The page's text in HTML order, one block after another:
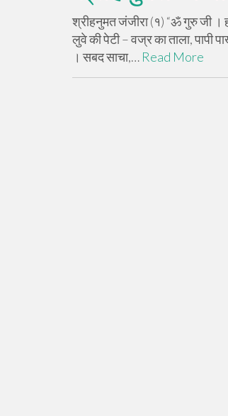
श्रीहनुमत जंजीरा (१) “ॐ गुरु जी ।
लुवे की पेटी – वज्र का ताला, पापी
। सबद साचा,… Read More